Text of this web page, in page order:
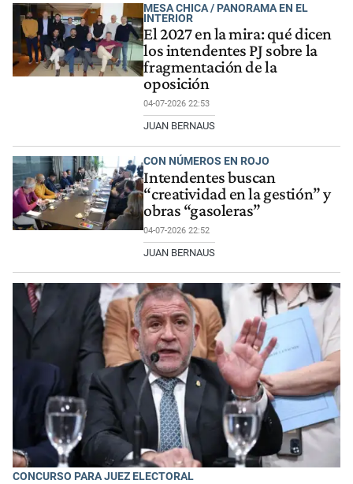
MESA CHICA / PANORAMA EN EL
INTERIOR
El 2027 en la mira: qué dicen
los intendentes PJ sobre la
fragmentación de la
oposición
04-07-2026 22:53
JUAN BERNAUS
CON NÚMEROS EN ROJO
Intendentes buscan
“creatividad en la gestión” y
obras “gasoleras”
04-07-2026 22:52
JUAN BERNAUS
CONCURSO PARA JUEZ ELECTORAL